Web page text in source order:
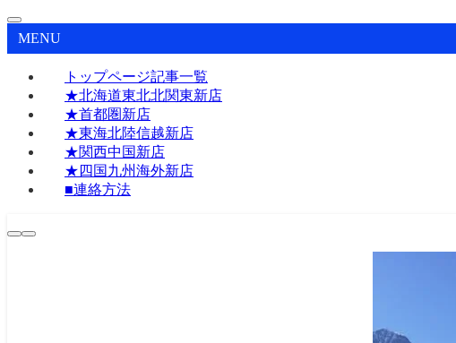
MENU
トップページ記事一覧
★北海道東北北関東新店
★首都圏新店
★東海北陸信越新店
★関西中国新店
★四国九州海外新店
■連絡方法